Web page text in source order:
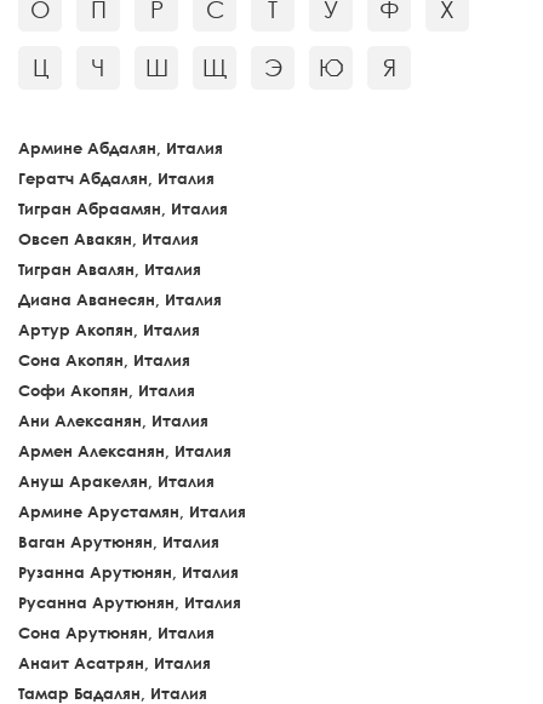
О П Р С Т У Ф Х
Ц Ч Ш Щ Э Ю Я
Армине Абдалян, Италия
Гератч Абдалян, Италия
Тигран Абраамян, Италия
Овсеп Авакян, Италия
Тигран Авалян, Италия
Диана Аванесян, Италия
Артур Акопян, Италия
Сона Акопян, Италия
Софи Акопян, Италия
Ани Алексанян, Италия
Армен Алексанян, Италия
Ануш Аракелян, Италия
Армине Арустамян, Италия
Ваган Арутюнян, Италия
Рузанна Арутюнян, Италия
Русанна Арутюнян, Италия
Сона Арутюнян, Италия
Анаит Асатрян, Италия
Тамар Бадалян, Италия